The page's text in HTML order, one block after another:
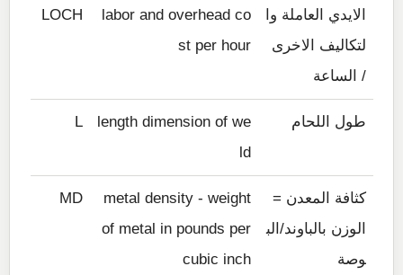
الايدي العاملة وا
لتكاليف الاخرى
/ الساعة
labor and overhead co
st per hour
LOCH
طول اللحام
length dimension of we
ld
L
كثافة المعدن =
الوزن بالباوند/الب
وصة
metal density - weight
of metal in pounds per
cubic inch
MD